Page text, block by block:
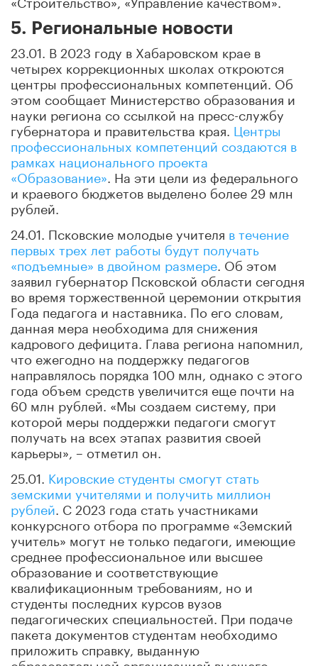
5. Региональные новости
23.01. В 2023 году в Хабаровском крае в
четырех коррекционных школах откроются
центры профессиональных компетенций. Об
этом сообщает Министерство образования и
науки региона со ссылкой на пресс-службу
губернатора и правительства края. Центры
профессиональных компетенций создаются в
рамках национального проекта
«Образование» . На эти цели из федерального
и краевого бюджетов выделено более 29 млн
рублей.
24.01. Псковские молодые учителя в течение
первых трех лет работы будут получать
«подъемные» в двойном размере . Об этом
заявил губернатор Псковской области сегодня
во время торжественной церемонии открытия
Года педагога и наставника. По его словам,
данная мера необходима для снижения
кадрового дефицита. Глава региона напомнил,
что ежегодно на поддержку педагогов
направлялось порядка 100 млн, однако с этого
года объем средств увеличится еще почти на
60 млн рублей. «Мы создаем систему, при
которой меры поддержки педагоги смогут
получать на всех этапах развития своей
карьеры», – отметил он.
25.01. Кировские студенты смогут стать
земскими учителями и получить миллион
рублей . С 2023 года стать участниками
конкурсного отбора по программе «Земский
учитель» могут не только педагоги, имеющие
среднее профессиональное или высшее
образование и соответствующие
квалификационным требованиям, но и
студенты последних курсов вузов
педагогических специальностей. При подаче
пакета документов студентам необходимо
приложить справку, выданную